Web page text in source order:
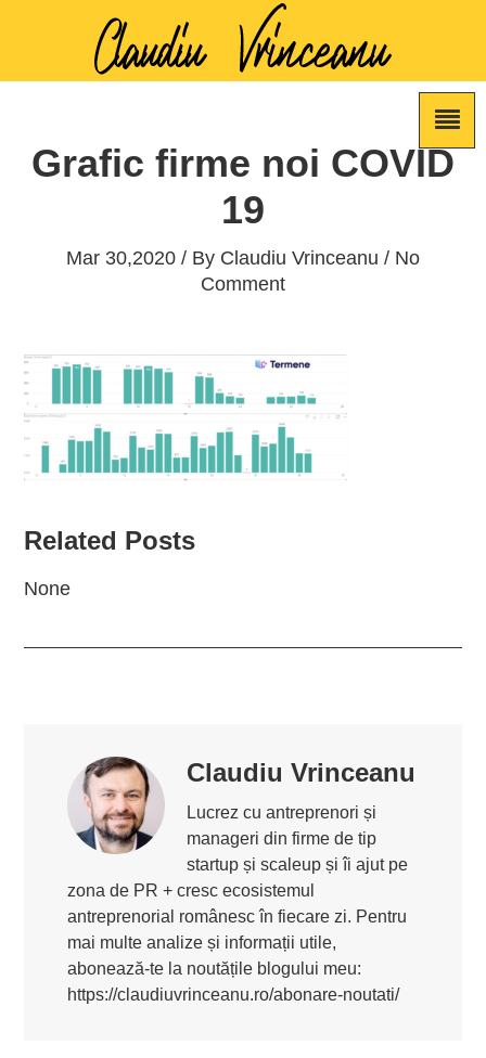
Grafic firme noi COVID
19
Mar 30,2020 / By Claudiu Vrinceanu / No
Comment
Related Posts
None
Claudiu Vrinceanu
Lucrez cu antreprenori și
manageri din firme de tip
startup și scaleup și îi ajut pe
zona de PR + cresc ecosistemul
antreprenorial românesc în fiecare zi. Pentru
mai multe analize și informații utile,
abonează-te la noutățile blogului meu:
https://claudiuvrinceanu.ro/abonare-noutati/